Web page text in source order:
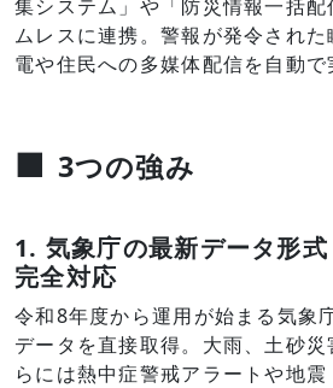
集システム」や「防災情報一括
ムレスに連携。警報が発令され
電や住民への多媒体配信を自動で
■ 3つの強み
1. 気象庁の最新データ形
完全対応
令和8年度から運用が始まる気象
データを直接取得。大雨、土砂災
らには熱中症警戒アラートや地